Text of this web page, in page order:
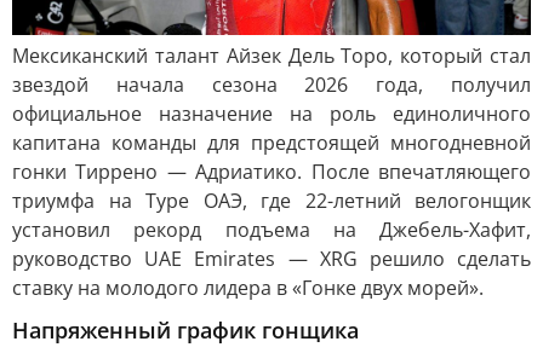
Мексиканский талант Айзек Дель Торо, который стал
звездой начала сезона 2026 года, получил
официальное назначение на роль единоличного
капитана команды для предстоящей многодневной
гонки Тиррено — Адриатико. После впечатляющего
триумфа на Туре ОАЭ, где 22-летний велогонщик
установил рекорд подъема на Джебель-Хафит,
руководство UAE Emirates — XRG решило сделать
ставку на молодого лидера в «Гонке двух морей».
Напряженный график гонщика